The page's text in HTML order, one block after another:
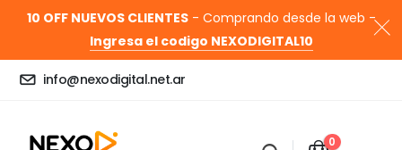
10 OFF NUEVOS CLIENTES- Comprando desde la web -
Ingresa el codigo NEXODIGITAL10
info@nexodigital.net.ar
0